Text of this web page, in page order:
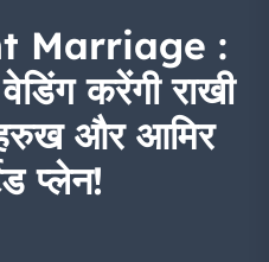
Marriage :
करेंगी राखी
और आमिर
प्लेन!